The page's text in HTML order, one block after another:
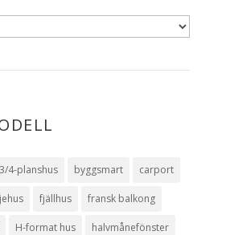
4-planshus byggsmart carport
fjällhus fransk balkong
H-format hus halvmånefönster